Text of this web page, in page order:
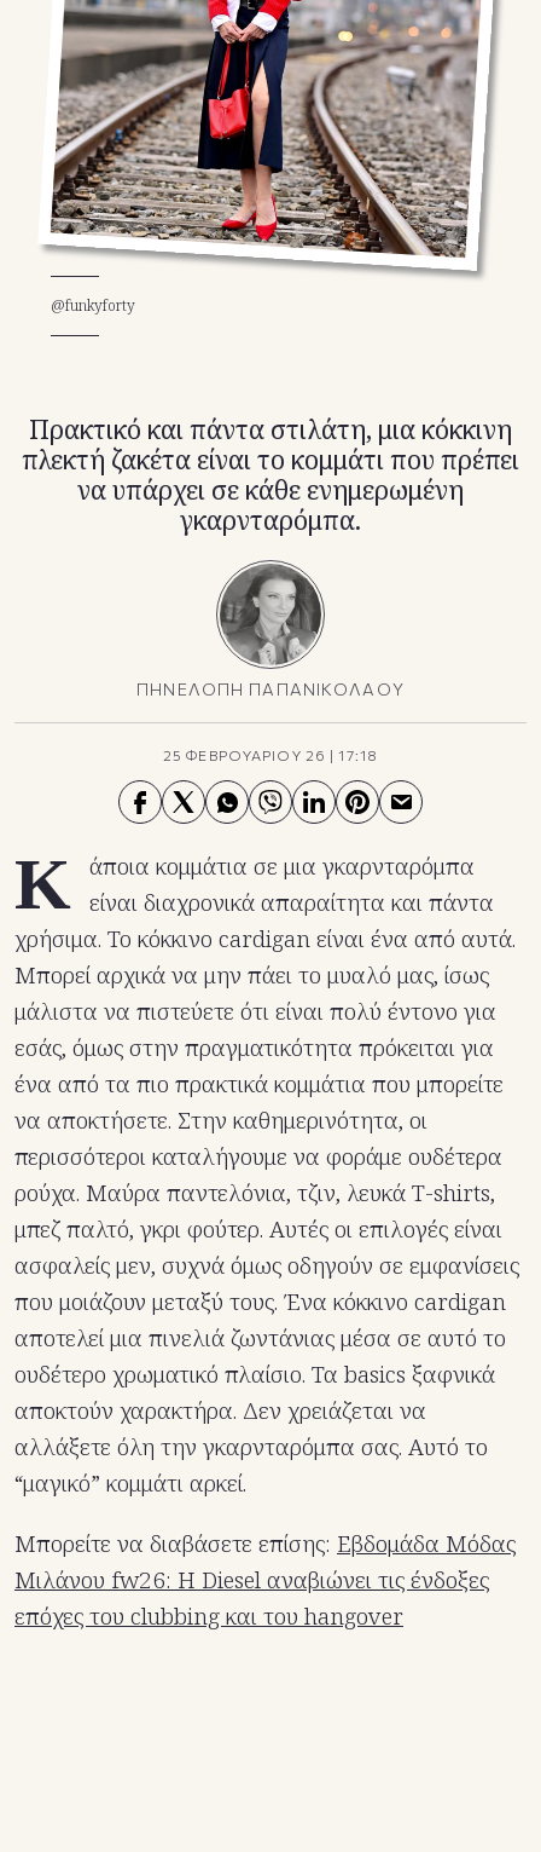
X(Twitter)
@funkyforty
Πρακτικό και πάντα στιλάτη, μια κόκκινη
πλεκτή ζακέτα είναι το κομμάτι που πρέπει
να υπάρχει σε κάθε ενημερωμένη
γκαρνταρόμπα.
ΠΗΝΕΛΟΠΗ ΠΑΠΑΝΙΚΟΛΑΟΥ
25 ΦΕΒΡΟΥΑΡΙΟΥ 26 |17:18
Κ άποια κομμάτια σε μια γκαρνταρόμπα
είναι διαχρονικά απαραίτητα και πάντα
χρήσιμα. Το κόκκινο cardigan είναι ένα από αυτά.
Μπορεί αρχικά να μην πάει το μυαλό μας, ίσως
μάλιστα να πιστεύετε ότι είναι πολύ έντονο για
εσάς, όμως στην πραγματικότητα πρόκειται για
ένα από τα πιο πρακτικά κομμάτια που μπορείτε
να αποκτήσετε. Στην καθημερινότητα, οι
περισσότεροι καταλήγουμε να φοράμε ουδέτερα
ρούχα. Μαύρα παντελόνια, τζιν, λευκά T-shirts,
μπεζ παλτό, γκρι φούτερ. Αυτές οι επιλογές είναι
ασφαλείς μεν, συχνά όμως οδηγούν σε εμφανίσεις
που μοιάζουν μεταξύ τους. Ένα κόκκινο cardigan
αποτελεί μια πινελιά ζωντάνιας μέσα σε αυτό το
ουδέτερο χρωματικό πλαίσιο. Τα basics ξαφνικά
αποκτούν χαρακτήρα. Δεν χρειάζεται να
αλλάξετε όλη την γκαρνταρόμπα σας. Αυτό το
“μαγικό” κομμάτι αρκεί.
Μπορείτε να διαβάσετε επίσης: Εβδομάδα Μόδας
Μιλάνου fw26: H Diesel αναβιώνει τις ένδοξες
επόχες του clubbing και του hangover